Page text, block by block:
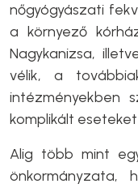
nőgyógyászati
a környező
Nagykanizsa,
vélik, a
intézményekben
komplikált
Alig több mint
önkormányzata,